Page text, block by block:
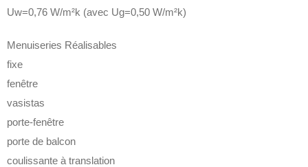
Uw=0,76 W/m²k (avec Ug=0,50 W/m²k)
Menuiseries Réalisables
fixe
fenêtre
vasistas
porte-fenêtre
porte de balcon
coulissante à translation